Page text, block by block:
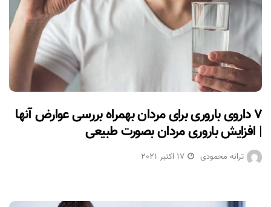
۷ داروی باروری برای مردان بهمراه بررسی عوارض آنها
| افزایش باروری مردان بصورت طبیعی
ترانه محمودی 17 اکتبر 2021